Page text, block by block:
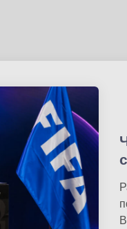
б
л
к
о
в